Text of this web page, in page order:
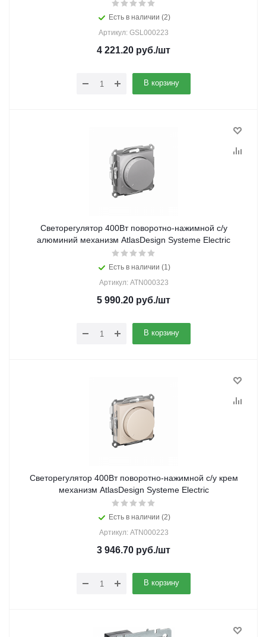
Есть в наличии (2)
Артикул: GSL000223
4 221.20 руб./шт
В корзину
Светорегулятор 400Вт поворотно-нажимной с/у
алюминий механизм AtlasDesign Systeme Electric
Есть в наличии (1)
Артикул: ATN000323
5 990.20 руб./шт
В корзину
Светорегулятор 400Вт поворотно-нажимной с/у крем
механизм AtlasDesign Systeme Electric
Есть в наличии (2)
Артикул: ATN000223
3 946.70 руб./шт
В корзину